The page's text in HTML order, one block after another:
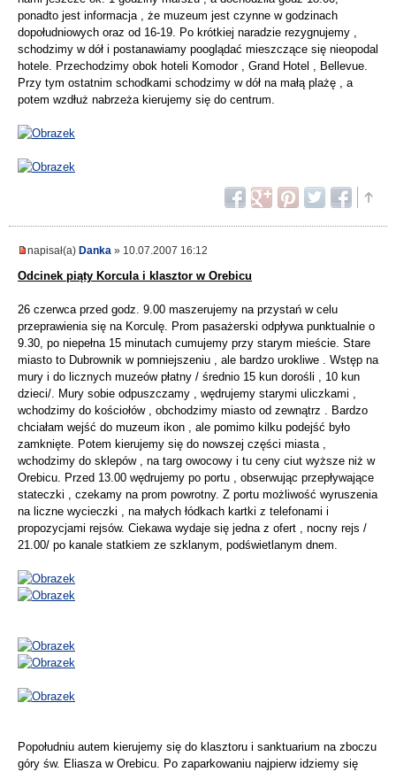
ponadto jest informacja , że muzeum jest czynne w godzinach
dopołudniowych oraz od 16-19. Po krótkiej naradzie rezygnujemy ,
schodzimy w dół i postanawiamy pooglądać mieszczące się nieopodal
hotele. Przechodzimy obok hoteli Komodor , Grand Hotel , Bellevue.
Przy tym ostatnim schodkami schodzimy w dół na małą plażę , a
potem wzdłuż nabrzeża kierujemy się do centrum.
napisał(a) Danka » 10.07.2007 16:12
Odcinek piąty Korcula i klasztor w Orebicu
26 czerwca przed godz. 9.00 maszerujemy na przystań w celu
przeprawienia się na Korculę. Prom pasażerski odpływa punktualnie o
9.30, po niepełna 15 minutach cumujemy przy starym mieście. Stare
miasto to Dubrownik w pomniejszeniu , ale bardzo urokliwe . Wstęp na
mury i do licznych muzeów płatny / średnio 15 kun dorośli , 10 kun
dzieci/. Mury sobie odpuszczamy , wędrujemy starymi uliczkami ,
wchodzimy do kościołów , obchodzimy miasto od zewnątrz . Bardzo
chciałam wejść do muzeum ikon , ale pomimo kilku podejść było
zamknięte. Potem kierujemy się do nowszej części miasta ,
wchodzimy do sklepów , na targ owocowy i tu ceny ciut wyższe niż w
Orebicu. Przed 13.00 wędrujemy po portu , obserwując przepływające
stateczki , czekamy na prom powrotny. Z portu możliwość wyruszenia
na liczne wycieczki , na małych łódkach kartki z telefonami i
propozycjami rejsów. Ciekawa wydaje się jedna z ofert , nocny rejs /
21.00/ po kanale statkiem ze szklanym, podświetlanym dnem.
Popołudniu autem kierujemy się do klasztoru i sanktuarium na zboczu
góry św. Eliasza w Orebicu. Po zaparkowaniu najpierw idziemy się